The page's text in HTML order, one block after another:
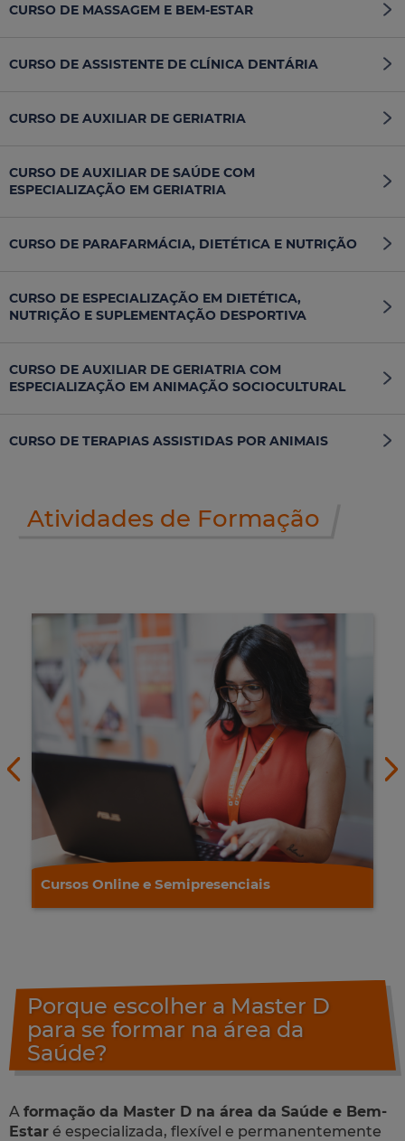
CURSO DE MASSAGEM E BEM-ESTAR
CURSO DE ASSISTENTE DE CLÍNICA DENTÁRIA
CURSO DE AUXILIAR DE GERIATRIA
CURSO DE AUXILIAR DE SAÚDE COM
ESPECIALIZAÇÃO EM GERIATRIA
CURSO DE PARAFARMÁCIA, DIETÉTICA E NUTRIÇÃO
CURSO DE ESPECIALIZAÇÃO EM DIETÉTICA,
NUTRIÇÃO E SUPLEMENTAÇÃO DESPORTIVA
CURSO DE AUXILIAR DE GERIATRIA COM
ESPECIALIZAÇÃO EM ANIMAÇÃO SOCIOCULTURAL
CURSO DE TERAPIAS ASSISTIDAS POR ANIMAIS
Atividades de Formação
Cursos Online e Semipresenciais
Porque escolher a Master D
para se formar na área da
Saúde?
A formação da Master D na área da Saúde e Bem-
Estar é especializada, flexível e permanentemente